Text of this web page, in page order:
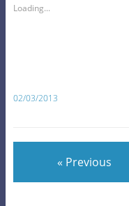
Loading...
02/03/2013
« Previous